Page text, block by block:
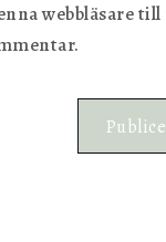
webbläsare